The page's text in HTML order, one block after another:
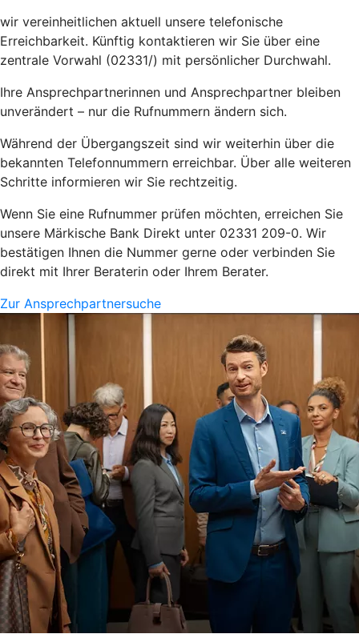
wir vereinheitlichen aktuell unsere telefonische
Erreichbarkeit. Künftig kontaktieren wir Sie über eine
zentrale Vorwahl (02331/) mit persönlicher Durchwahl.
Ihre Ansprechpartnerinnen und Ansprechpartner bleiben
unverändert – nur die Rufnummern ändern sich.
Während der Übergangszeit sind wir weiterhin über die
bekannten Telefonnummern erreichbar. Über alle weiteren
Schritte informieren wir Sie rechtzeitig.
Wenn Sie eine Rufnummer prüfen möchten, erreichen Sie
unsere Märkische Bank Direkt unter 02331 209-0. Wir
bestätigen Ihnen die Nummer gerne oder verbinden Sie
direkt mit Ihrer Beraterin oder Ihrem Berater.
Zur Ansprechpartnersuche